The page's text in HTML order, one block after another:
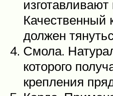
Качественный
должен
Смола.
которого
крепления